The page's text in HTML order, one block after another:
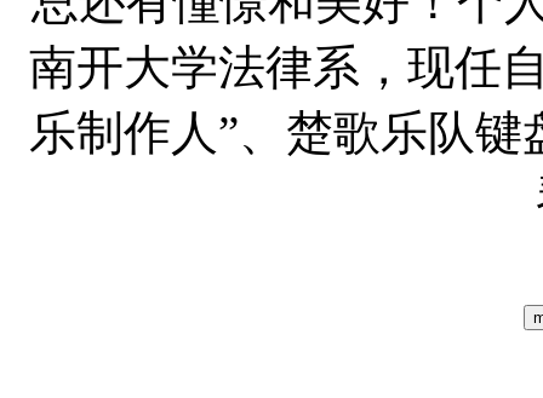
南开大学法律系，现任
乐制作人”、楚歌乐队